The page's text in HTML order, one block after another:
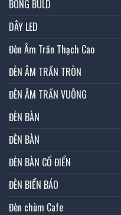
BÓNG BULD
DÂY LED
Đèn Âm Trần Thạch Cao
ĐÈN ÂM TRẦN TRÒN
ĐÈN ÂM TRẦN VUÔNG
ĐÈN BÀN
ĐÈN BÀN
ĐÈN BÀN CỔ ĐIỂN
ĐÈN BIỂN BÁO
Đèn chùm Cafe